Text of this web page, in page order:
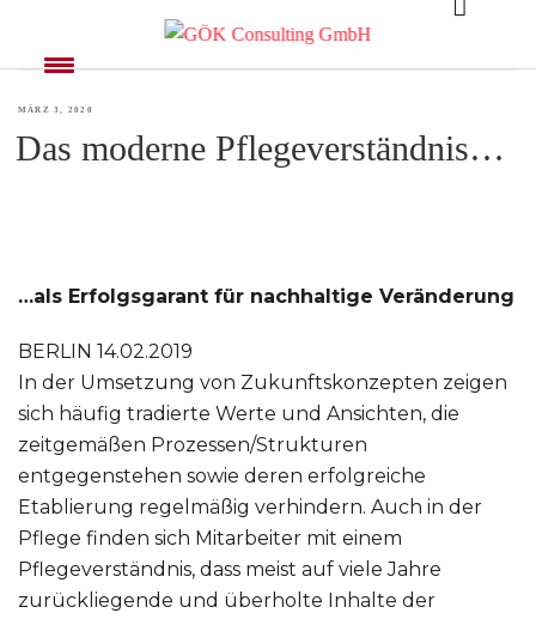
VERÖFFENTLICHT
AM
MÄRZ 3, 2020
Das moderne Pflegeverständnis…
…als Erfolgsgarant für nachhaltige Veränderung
BERLIN 14.02.2019
In der Umsetzung von Zukunftskonzepten zeigen
sich häufig tradierte Werte und Ansichten, die
zeitgemäßen Prozessen/Strukturen
entgegenstehen sowie deren erfolgreiche
Etablierung regelmäßig verhindern. Auch in der
Pflege finden sich Mitarbeiter mit einem
Pflegeverständnis, dass meist auf viele Jahre
zurückliegende und überholte Inhalte der